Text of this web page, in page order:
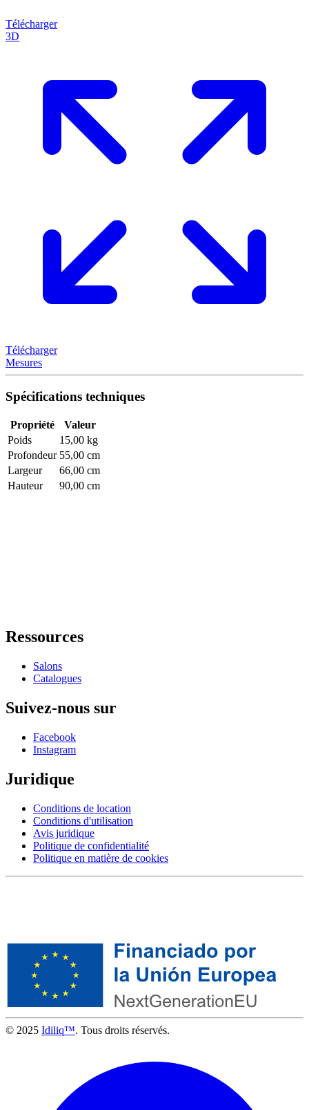
Télécharger
3D
Télécharger
Mesures
Spécifications techniques
Propriété
Valeur
Poids
15,00 kg
Profondeur 55,00 cm
Largeur
66,00 cm
Hauteur
90,00 cm
Ressources
Salons
Catalogues
Suivez-nous sur
Facebook
Instagram
Juridique
Conditions de location
Conditions d'utilisation
Avis juridique
Politique de confidentialité
Politique en matière de cookies
© 2025 Idiliq™. Tous droits réservés.